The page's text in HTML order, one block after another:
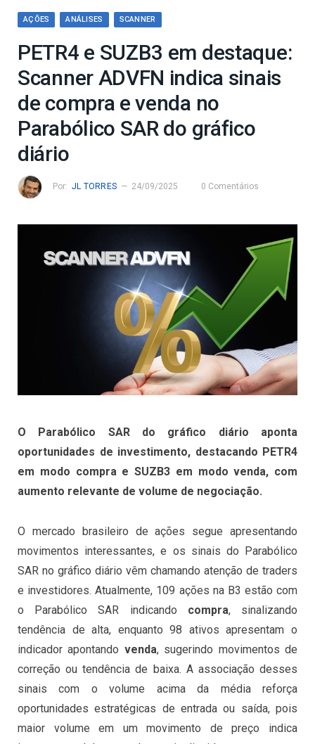
AÇÕES ANÁLISES SCANNER
PETR4 e SUZB3 em destaque:
Scanner ADVFN indica sinais
de compra e venda no
Parabólico SAR do gráfico
diário
Por: JL TORRES 24/09/2025 0 Comentários
O Parabólico SAR do gráfico diário aponta
oportunidades de investimento, destacando PETR4
em modo compra e SUZB3 em modo venda, com
aumento relevante de volume de negociação.
O mercado brasileiro de ações segue apresentando
movimentos interessantes, e os sinais do Parabólico
SAR no gráfico diário vêm chamando atenção de traders
e investidores. Atualmente, 109 ações na B3 estão com
o Parabólico SAR indicando compra, sinalizando
tendência de alta, enquanto 98 ativos apresentam o
indicador apontando venda, sugerindo movimentos de
correção ou tendência de baixa. A associação desses
sinais com o volume acima da média reforça
oportunidades estratégicas de entrada ou saída, pois
maior volume em um movimento de preço indica